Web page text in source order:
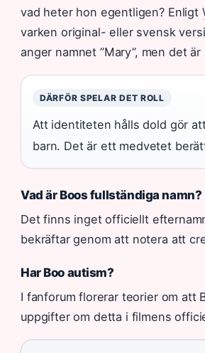
vad heter hon egentligen? Enligt
varken original- eller svensk
anger namnet ”Mary”, men det
DÄRFÖR SPELAR DET ROLL
Att identiteten hålls dold gör
barn. Det är ett medvetet
Vad är Boos fullständiga namn?
Det finns inget officiellt
bekräftar genom att notera att
Har Boo autism?
I fanforum florerar teorier om att
uppgifter om detta i filmens